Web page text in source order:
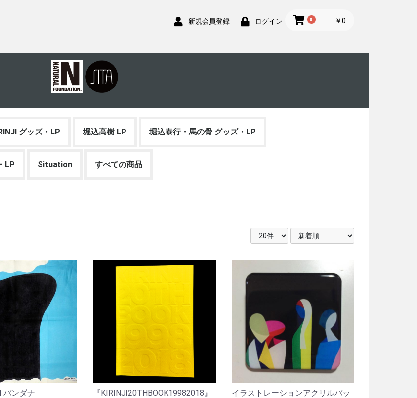
新規会員登録 ログイン 0 ￥0
グッズ・LP 堀込高樹 LP 堀込泰行・馬の骨 グッズ・LP
LP Situation すべての商品
バンダナ
『KIRINJI20THBOOK19982018』
イラストレーションアクリルバッ